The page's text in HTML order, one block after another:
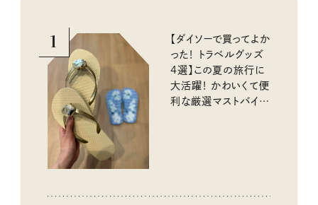
1
【ダイソーで買ってよか
った！ トラベルグッズ
4選】この夏の旅行に
大活躍！ かわいくて便
利な厳選マストバイア